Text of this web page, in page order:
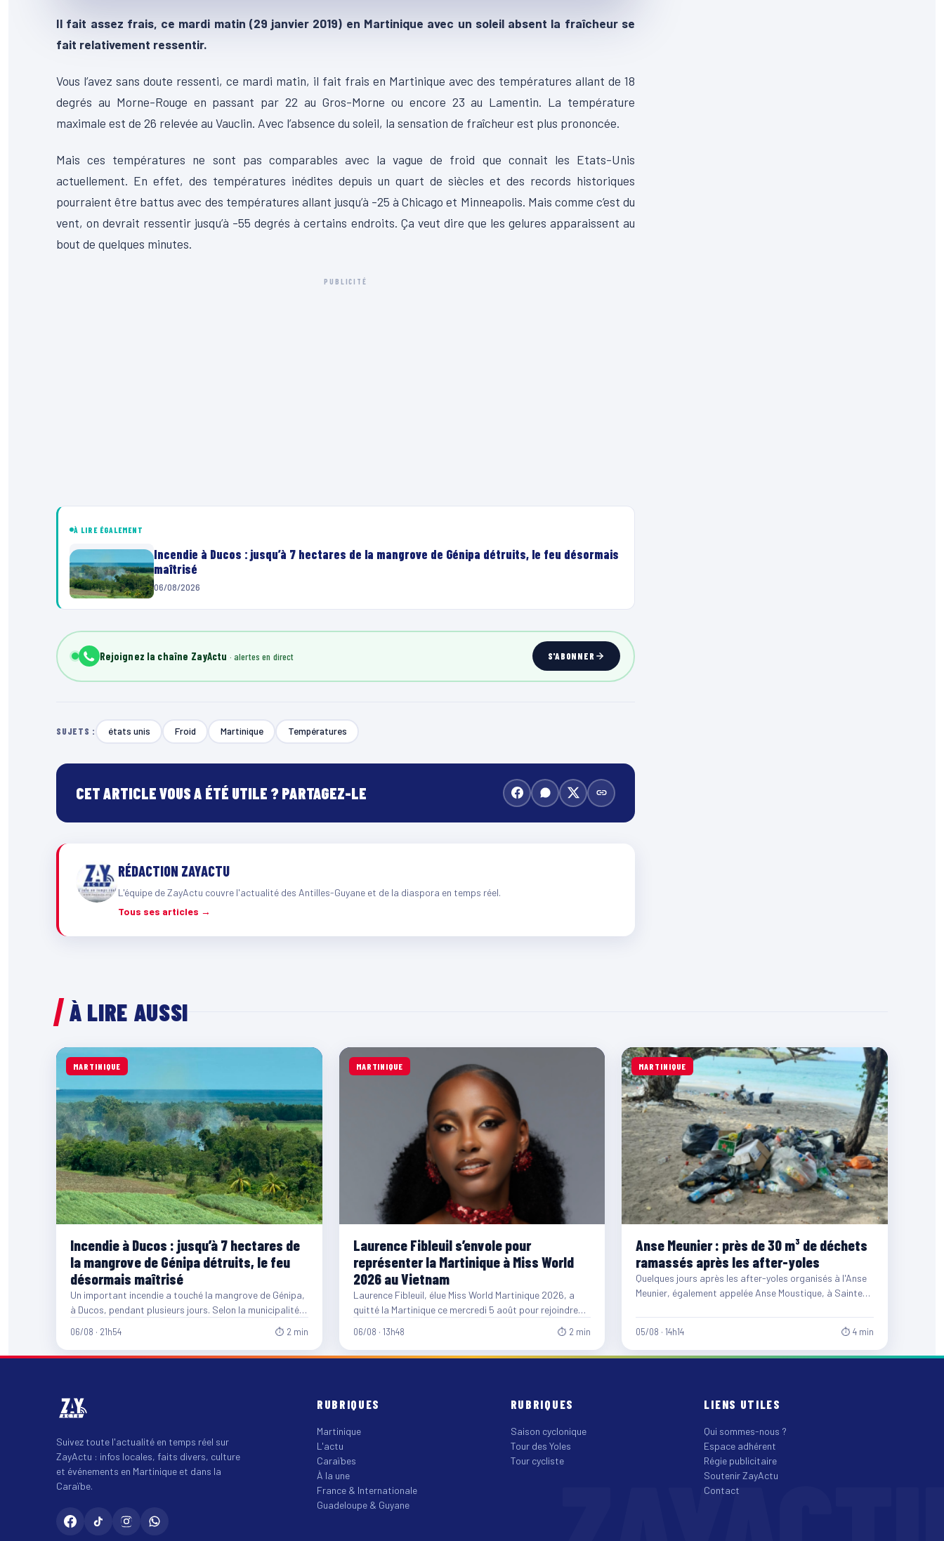
Il fait assez frais, ce mardi matin (29 janvier 2019) en Martinique avec un soleil absent la fraîcheur se
fait relativement ressentir.
Vous l’avez sans doute ressenti, ce mardi matin, il fait frais en Martinique avec des températures allant de 18
degrés au Morne-Rouge en passant par 22 au Gros-Morne ou encore 23 au Lamentin. La température
maximale est de 26 relevée au Vauclin. Avec l’absence du soleil, la sensation de fraîcheur est plus prononcée.
Mais ces températures ne sont pas comparables avec la vague de froid que connait les Etats-Unis
actuellement. En effet, des températures inédites depuis un quart de siècles et des records historiques
pourraient être battus avec des températures allant jusqu’à -25 à Chicago et Minneapolis. Mais comme c’est du
vent, on devrait ressentir jusqu’à -55 degrés à certains endroits. Ça veut dire que les gelures apparaissent au
bout de quelques minutes.
PUBLICITÉ
À LIRE ÉGALEMENT
Incendie à Ducos : jusqu’à 7 hectares de la mangrove de Génipa détruits, le feu désormais
maîtrisé
06/08/2026
Rejoignez la chaîne ZayActu S'ABONNER
SUJETS : états unis Froid Martinique Températures
CET ARTICLE VOUS A ÉTÉ UTILE ? PARTAGEZ-LE
RÉDACTION ZAYACTU
L'équipe de ZayActu couvre l'actualité des Antilles-Guyane et de la diaspora en temps réel.
Tous ses articles →
À LIRE AUSSI
MARTINIQUE
Incendie à Ducos : jusqu’à 7 hectares de
la mangrove de Génipa détruits, le feu
désormais maîtrisé
Un important incendie a touché la mangrove de Génipa,
à Ducos, pendant plusieurs jours. Selon la municipalité,
06/08 · 21h54 ⏱ 2 min
MARTINIQUE
Laurence Fibleuil s’envole pour
représenter la Martinique à Miss World
2026 au Vietnam
Laurence Fibleuil, élue Miss World Martinique 2026, a
quitté la Martinique ce mercredi 5 août pour rejoindre
06/08 · 13h48 ⏱ 2 min
MARTINIQUE
Anse Meunier : près de 30 m³ de déchets
ramassés après les after-yoles
Quelques jours après les after-yoles organisés à l'Anse
Meunier, également appelée Anse Moustique, à Sainte-
05/08 · 14h14 ⏱ 4 min
Suivez toute l'actualité en temps réel sur
ZayActu : infos locales, faits divers, culture
et événements en Martinique et dans la
Caraïbe.
RUBRIQUES
Martinique
L'actu
Caraïbes
À la une
France & Internationale
Guadeloupe & Guyane
RUBRIQUES
Saison cyclonique
Tour des Yoles
Tour cycliste
LIENS UTILES
Qui sommes-nous ?
Espace adhérent
Régie publicitaire
Soutenir ZayActu
Contact